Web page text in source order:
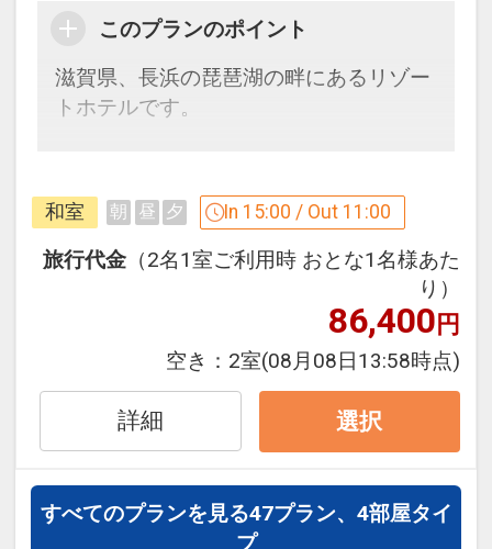
ク、お茶などですっきりとのどを潤し、
ソファでゆったりおくつろぎいただけま
す。
※時間帯によって提供するドリンクは異
●【佳趣（かしゅ）】自然・文化・人と
いったその土地ならではの魅力やストー
リーと出会えるアクティビティです。
※一部のドリンクやアクティビティは有
料です。詳しくはホテルホームページを
ご確認ください。
設定期間：2026年4月1日～2026年9月
30日
インターネットコース番号：DP-1-
このプランのポイント
滋賀県、長浜の琵琶湖の畔にあるリゾー
トホテルです。
●ザ・ラウンジ
【15:00～18:00】ビールや、赤・白ワイ
ン、ソフトドリンクを片手にゆったりと
※提供メニューが変更となる場合あり。
【21:00～23:00】一日の締めくくりに、
大人の時間を楽しむバータイム。お好み
のお酒とその土地ならではの逸品ととも
に、思い思いにおくつろぎください。
●温泉ラウンジ
【15:00～23:00、6:00～10:00】湯上り
和室 朝 昼 夕 In 15:00 / Out 11:00
旅行代金 （2名1室ご利用時 おとな1名様あた
り）
86,400円
空き： 2室(08月08日13:58時点)
詳細 選択
すべてのプランを見る47プラン、4部屋タイ
プ